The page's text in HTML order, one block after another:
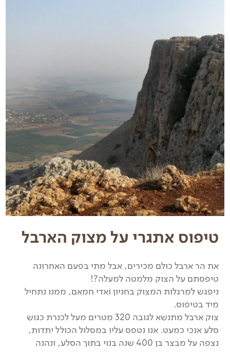
טיפוס אתגרי על מצוק הארבל
את הר ארבל כולם מכירים, אבל מתי בפעם האחרונה
טיפסתם על הצוק מלמטה למעלה?!
ניפגש למרגלות המצוק בחניון ואדי חמאם, ממנו נתחיל
מיד בטיפוס.
צוק ארבל מתנשא לגובה 320 מטרים מעל לכנרת כגוש
סלע אנכי כמעט. אנו נטפס עליו במסלול הכולל יתדות,
נצפה על מבצר בן 400 שנה בנוי בתוך הסלע, ונהנה